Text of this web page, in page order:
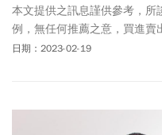
本文提供之訊息謹供參考，所
例，無任何推薦之意，買進賣
供訂閱戶本人使用，非經授權
日期：2023-02-19